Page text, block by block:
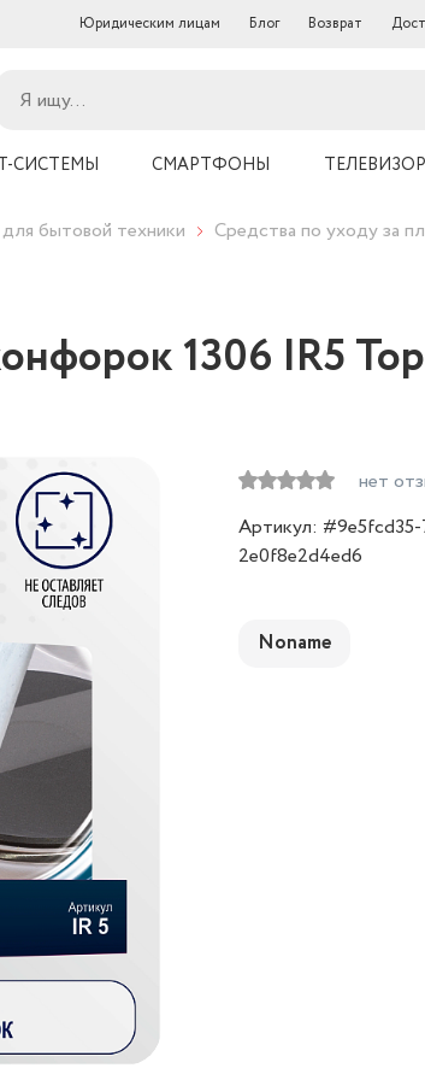
Юридическим лицам Блог Возврат
СИСТЕМЫ СМАРТФОНЫ
бытовой техники
Средства по уходу за
1306 IR5
нет
Артикул: #9e5fcd35-
2e0f8e2d4ed6
Noname